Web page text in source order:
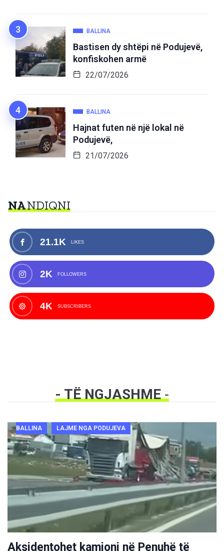
BALLINA
Bastisen dy shtëpi në Podujevë,
konfiskohen armë
22/07/2026
BALLINA
Hajnat futen në një lokal në
Podujevë,
21/07/2026
NANDIQNI
21.1K LIKES
2K FOLLOWERS
4K SUBSCRIBERS
- TË NGJASHME-
BALLINA LAJME NGA PODUJEVA
Aksidentohet kamioni në Penuhë të